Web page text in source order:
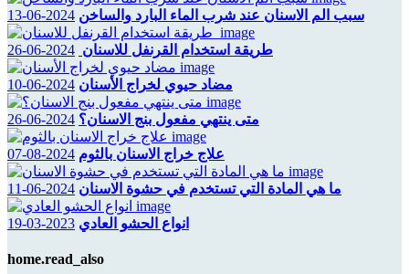
سبب الم الاسنان عند شرب الماء البارد والساخن 2024-06-13
طريقة استخدام القرنفل للاسنان 2024-06-26
مضاد حيوي لخراج الأسنان 2024-06-10
متى ينتهي مفعول بنج الاسنان؟ 2024-06-26
علاج خراج الاسنان بالثوم 2024-08-07
ما هي المادة التي تستخدم في حشوة الاسنان 2024-06-11
انواع الحشو العادي 2023-03-19
home.read_also